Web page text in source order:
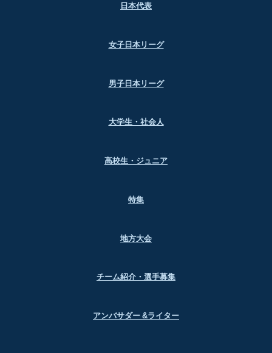
日本代表
女子日本リーグ
男子日本リーグ
大学生・社会人
高校生・ジュニア
特集
地方大会
チーム紹介・選手募集
アンバサダー &ライター